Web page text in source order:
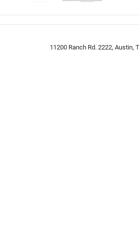
11200 Ranch Rd. 2222, Austin,